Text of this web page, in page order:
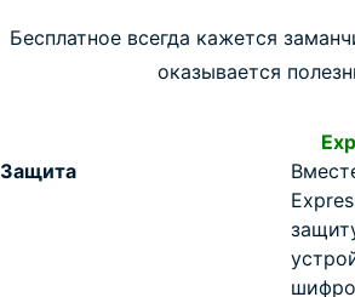
Бесплатное всегда кажется
оказывается
Защита